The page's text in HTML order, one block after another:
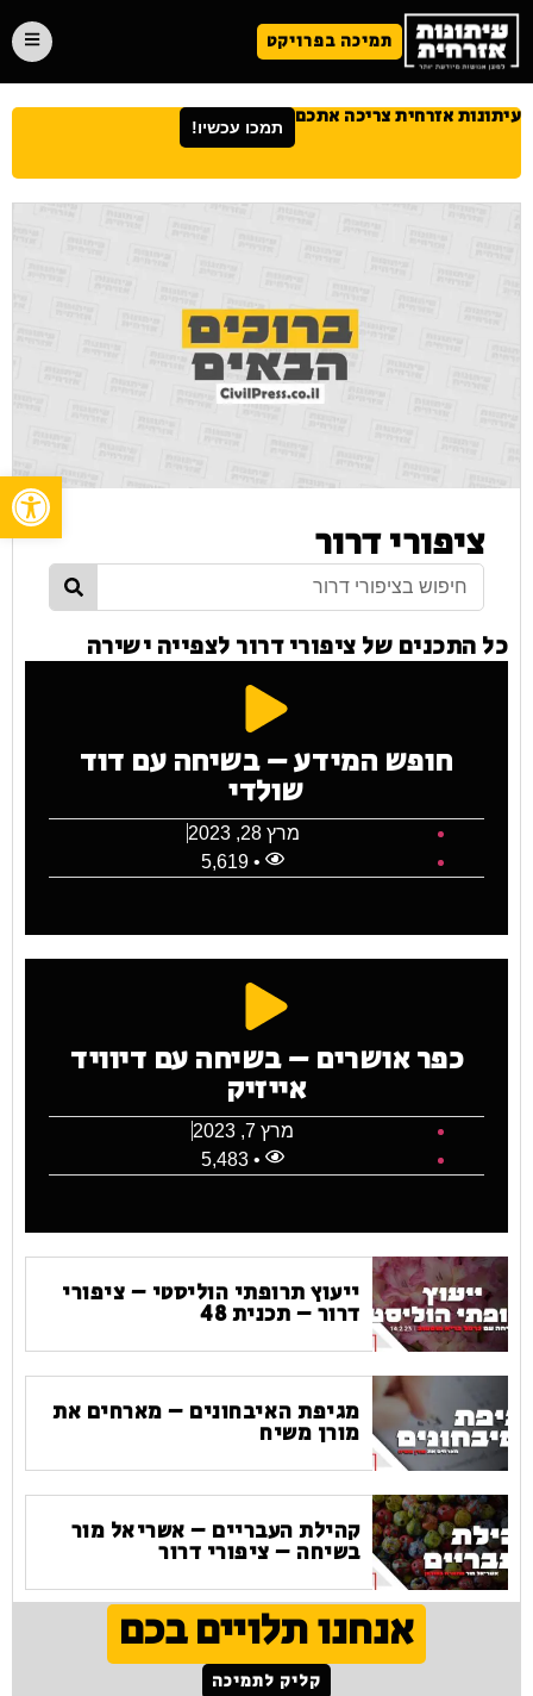
תמיכה בפרויקט
עיתונות אזרחית צריכה אתכם תמכו עכשיו!
ציפורי דרור
כל התכנים של ציפורי דרור לצפייה ישירה
חופש המידע – בשיחה עם דוד
שולדי
מרץ 28, 2023
• 5,619
כפר אושרים – בשיחה עם דיוויד
אייזיק
מרץ 7, 2023
• 5,483
ייעוץ תרופתי הוליסטי – ציפורי
דרור – תכנית 48
מגיפת האיבחונים – מארחים את
מורן משיח
קהילת העבריים – אשריאל מור
בשיחה – ציפורי דרור
אנחנו תלויים בכם
קליק לתמיכה